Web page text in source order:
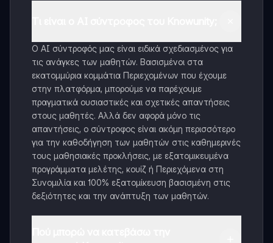
Ο AI σύντροφός μας είναι ειδικά σχεδιασμένος για
τις ανάγκες των μαθητών. Βασισμένοι στα
εκατομμύρια κομμάτια Περιεχομένων που έχουμε
στην πλατφόρμα, μπορούμε να παρέχουμε
πραγματικά ουσιαστικές και σχετικές απαντήσεις
στους μαθητές. Αλλά δεν αφορά μόνο τις
απαντήσεις, ο σύντροφος είναι ακόμη περισσότερο
για την καθοδήγηση των μαθητών στις καθημερινές
τους μαθησιακές προκλήσεις, με εξατομικευμένα
προγράμματα μελέτης, κουίζ ή Περιεχόμενα στη
Συνομιλία και 100% εξατομίκευση βασισμένη στις
δεξιότητες και την ανάπτυξη των μαθητών.